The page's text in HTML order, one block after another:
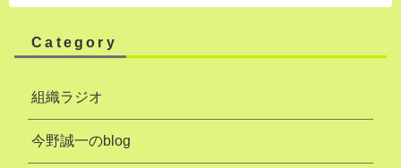
Category
組織ラジオ
今野誠一のblog